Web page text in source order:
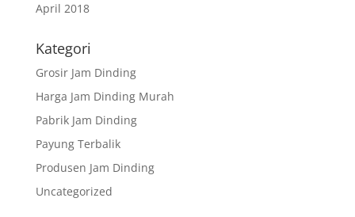
April 2018
Kategori
Grosir Jam Dinding
Harga Jam Dinding Murah
Pabrik Jam Dinding
Payung Terbalik
Produsen Jam Dinding
Uncategorized